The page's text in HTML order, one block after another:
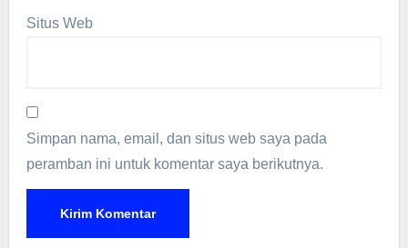
Situs Web
Simpan nama, email, dan situs web saya pada
peramban ini untuk komentar saya berikutnya.